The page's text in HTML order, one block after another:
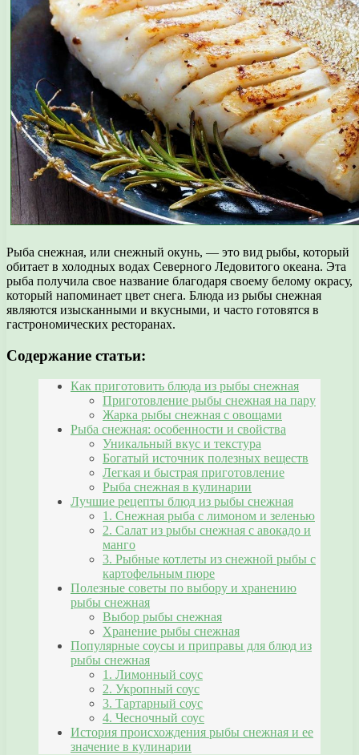
Рыба снежная, или снежный окунь, — это вид рыбы, который
обитает в холодных водах Северного Ледовитого океана. Эта
рыба получила свое название благодаря своему белому окрасу,
который напоминает цвет снега. Блюда из рыбы снежная
являются изысканными и вкусными, и часто готовятся в
гастрономических ресторанах.
Содержание статьи:
Как приготовить блюда из рыбы снежная
Приготовление рыбы снежная на пару
Жарка рыбы снежная с овощами
Рыба снежная: особенности и свойства
Уникальный вкус и текстура
Богатый источник полезных веществ
Легкая и быстрая приготовление
Рыба снежная в кулинарии
Лучшие рецепты блюд из рыбы снежная
1. Снежная рыба с лимоном и зеленью
2. Салат из рыбы снежная с авокадо и
манго
3. Рыбные котлеты из снежной рыбы с
картофельным пюре
Полезные советы по выбору и хранению
рыбы снежная
Выбор рыбы снежная
Хранение рыбы снежная
Популярные соусы и приправы для блюд из
рыбы снежная
1. Лимонный соус
2. Укропный соус
3. Тартарный соус
4. Чесночный соус
История происхождения рыбы снежная и ее
значение в кулинарии